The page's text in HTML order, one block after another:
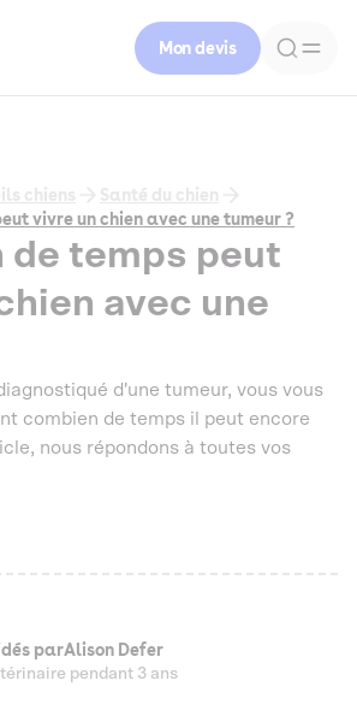
Mon devis
chiens
Santé du chien
vivre un chien avec une tumeur ?
de temps peut
avec une
d'une tumeur, vous vous
combien de temps il peut encore
nous répondons à toutes vos
parAlison Defer
pendant 3 ans